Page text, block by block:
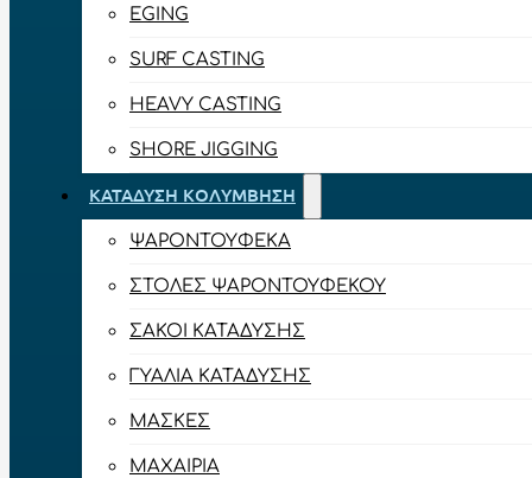
EGING
SURF CASTING
HEAVY CASTING
SHORE JIGGING
ΚΑΤΆΔΥΣΗ ΚΟΛΎΜΒΗΣΗ
ΨΑΡΟΝΤΟΎΦΕΚΑ
ΣΤΟΛΈΣ ΨΑΡΟΝΤΟΎΦΕΚΟΥ
ΣΆΚΟΙ ΚΑΤΆΔΥΣΗΣ
ΓΥΑΛΙΆ ΚΑΤΆΔΥΣΗΣ
ΜΆΣΚΕΣ
ΜΑΧΑΊΡΙΑ